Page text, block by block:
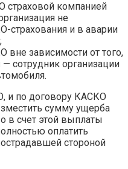
страховой компанией
не
страхования и в аварии
вне зависимости от того,
сотрудник организации
и по договору КАСКО
сумму ущерба
в счет этой выплаты
оплатить
стороной